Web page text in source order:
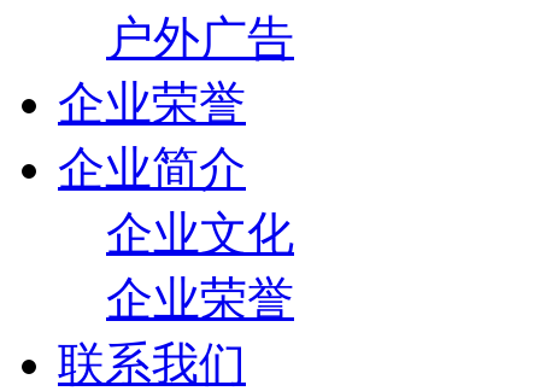
户外广告
企业荣誉
企业简介
企业文化
企业荣誉
联系我们